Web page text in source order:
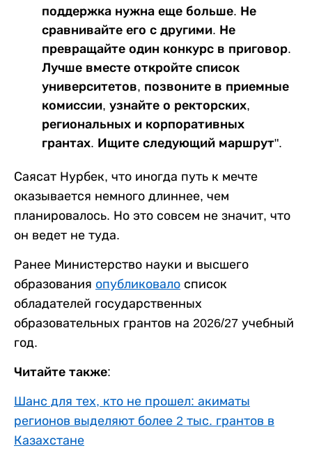
поддержка нужна еще больше. Не
сравнивайте его с другими. Не
превращайте один конкурс в приговор.
Лучше вместе откройте список
университетов, позвоните в приемные
комиссии, узнайте о ректорских,
региональных и корпоративных
грантах. Ищите следующий маршрут".
Саясат Нурбек, что иногда путь к мечте
оказывается немного длиннее, чем
планировалось. Но это совсем не значит, что
он ведет не туда.
Ранее Министерство науки и высшего
образования опубликовало список
обладателей государственных
образовательных грантов на 2026/27 учебный
год.
Читайте также:
Шанс для тех, кто не прошел: акиматы
регионов выделяют более 2 тыс. грантов в
Казахстане